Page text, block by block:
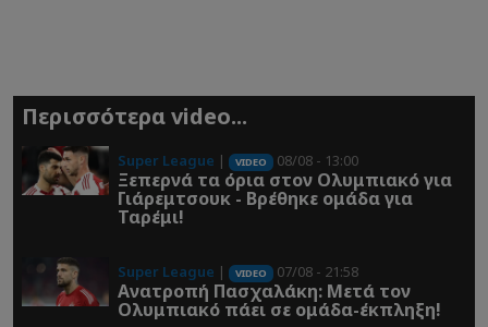
Περισσότερα video...
Super League | VIDEO 08/08 - 13:00
Ξεπερνά τα όρια στον Ολυμπιακό για
Γιάρεμτσουκ - Βρέθηκε ομάδα για
Ταρέμι!
Super League | VIDEO 07/08 - 21:58
Ανατροπή Πασχαλάκη: Μετά τον
Ολυμπιακό πάει σε ομάδα-έκπληξη!